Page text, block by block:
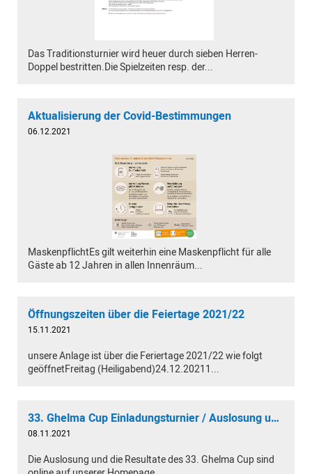
Das Traditionsturnier wird heuer durch sieben Herren-
Doppel bestritten.Die Spielzeiten resp. der...
Aktualisierung der Covid-Bestimmungen
06.12.2021
MaskenpflichtEs gilt weiterhin eine Maskenpflicht für alle
Gäste ab 12 Jahren in allen Innenräum...
Öffnungszeiten über die Feiertage 2021/22
15.11.2021
unsere Anlage ist über die Feriertage 2021/22 wie folgt
geöffnetFreitag (Heiligabend)24.12.20211...
33. Ghelma Cup Einladungsturnier / Auslosung und Resultate
08.11.2021
Die Auslosung und die Resultate des 33. Ghelma Cup sind